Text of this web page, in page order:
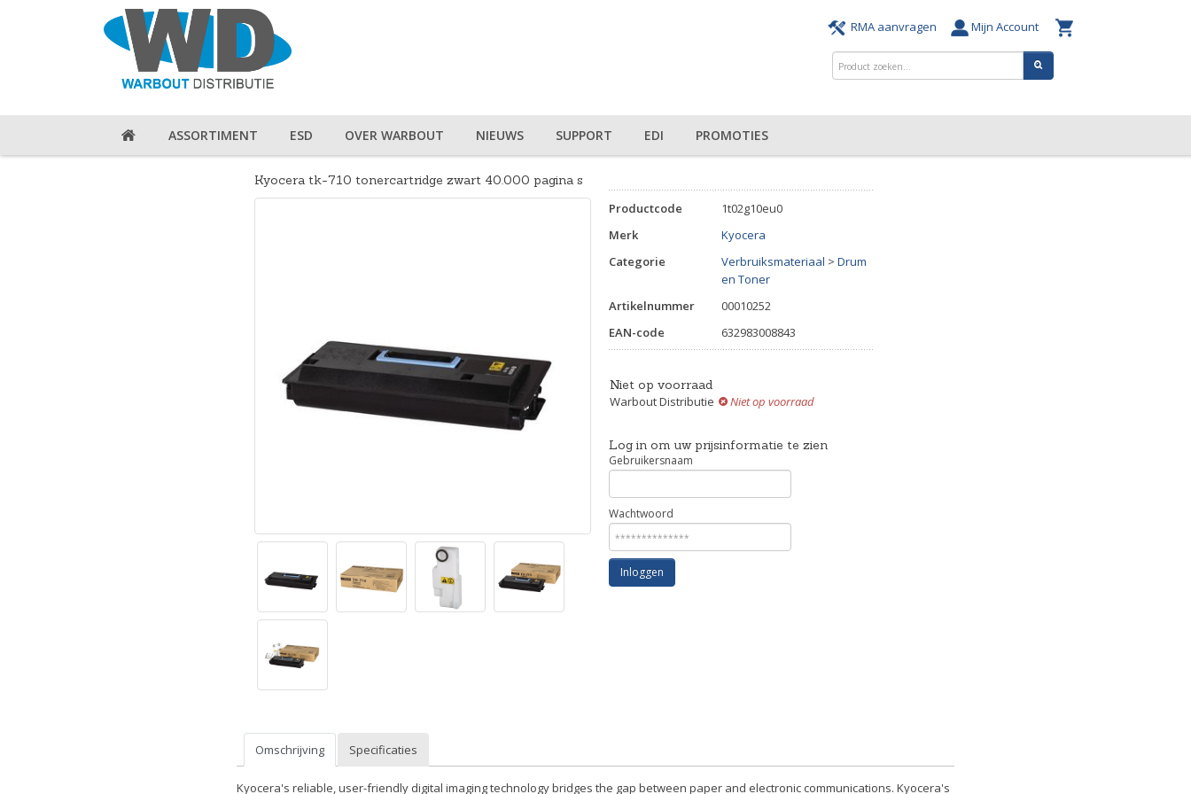
RMA aanvragen Mijn Account
ASSORTIMENT ESD OVER WARBOUT NIEUWS SUPPORT EDI PROMOTIES
Kyocera tk-710 tonercartridge zwart 40.000 pagina s
Productcode
1t02g10eu0
Merk
Kyocera
Categorie
Verbruiksmateriaal > Drum
en Toner
Artikelnummer
00010252
EAN-code
632983008843
Niet op voorraad
Warbout Distributie
Niet op voorraad
Log in om uw prijsinformatie te zien
Gebruikersnaam
Wachtwoord
Inloggen
Omschrijving Specificaties
Kyocera's reliable, user-friendly digital imaging technology bridges the gap between paper and electronic communications. Kyocera's